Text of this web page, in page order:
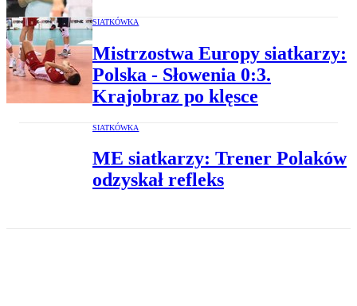
SIATKÓWKA
Mistrzostwa Europy siatkarzy:
Polska - Słowenia 0:3.
Krajobraz po klęsce
SIATKÓWKA
ME siatkarzy: Trener Polaków
odzyskał refleks